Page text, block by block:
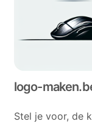
logo-
Stel je voor, de